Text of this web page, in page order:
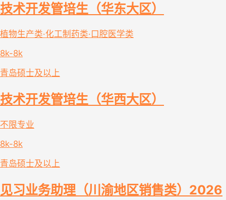
技术开发管培生（华东大区）
植物生产类·化工制药类·口腔医学类
8k-8k
青岛硕士及以上
技术开发管培生（华西大区）
不限专业
8k-8k
青岛硕士及以上
见习业务助理（川渝地区销售类）2026